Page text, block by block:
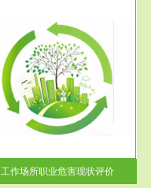
工作场所职业危害现状评价